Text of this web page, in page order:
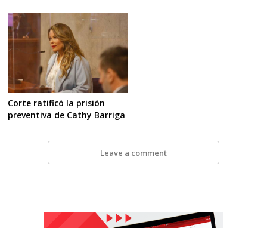
Corte ratificó la prisión
preventiva de Cathy Barriga
Leave a comment